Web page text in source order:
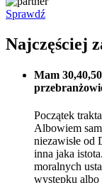
Sprawdź
Najczęściej
Mam
Początek
Albowiem
niezawisłe od
inna jaka
moralnych
występku albo